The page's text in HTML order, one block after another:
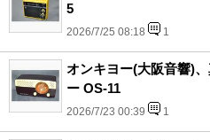
5
2026/7/25 08:18 1
オンキヨー(大阪音響)
ー OS-11
2026/7/23 00:39 1